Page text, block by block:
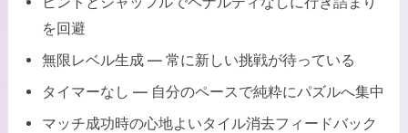
を回避
無限レベル生成 — 常に新しい挑戦が待っている
タイマーなし — 自分のペースで純粋にパズルへ集中
マッチ成功時の心地よいタイル消去フィードバック